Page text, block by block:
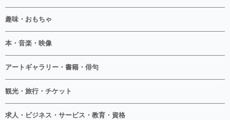
趣味・おもちゃ
本・音楽・映像
アートギャラリー・書籍・俳句
観光・旅行・チケット
求人・ビジネス・サービス・教育・資格